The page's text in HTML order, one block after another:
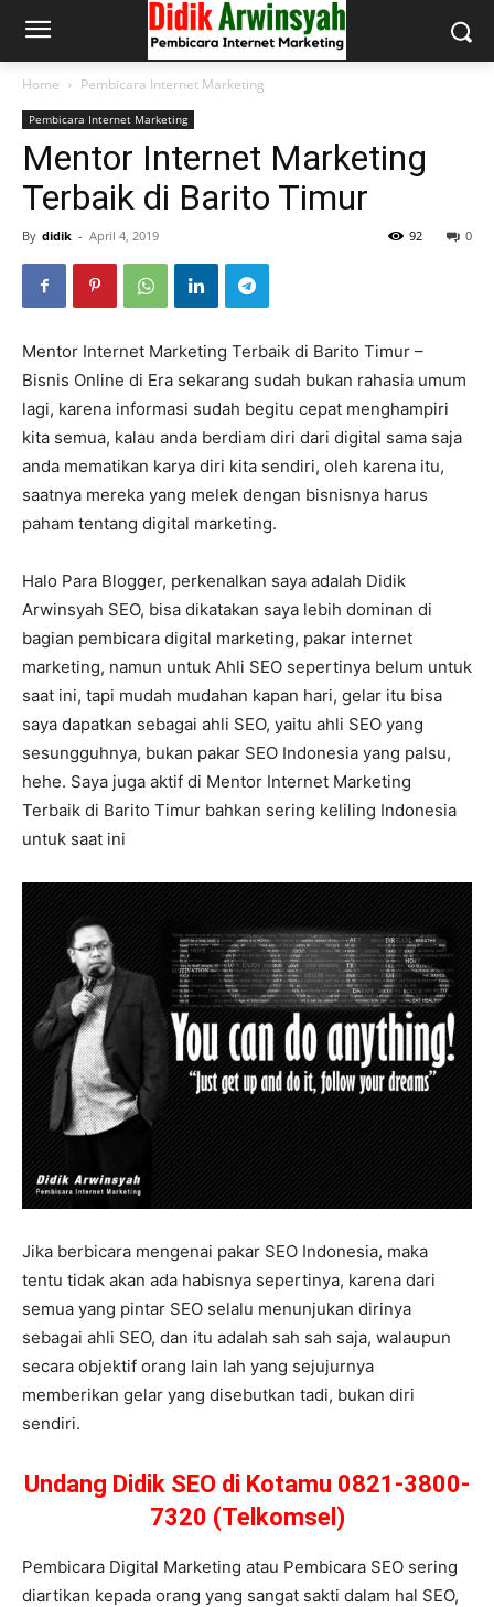
Home Pembicara Internet Marketing
Pembicara Internet Marketing
Mentor Internet Marketing
Terbaik di Barito Timur
By didik - April 4, 2019 0
92
Mentor Internet Marketing Terbaik di Barito Timur –
Bisnis Online di Era sekarang sudah bukan rahasia umum
lagi, karena informasi sudah begitu cepat menghampiri
kita semua, kalau anda berdiam diri dari digital sama saja
anda mematikan karya diri kita sendiri, oleh karena itu,
saatnya mereka yang melek dengan bisnisnya harus
paham tentang digital marketing.
Halo Para Blogger, perkenalkan saya adalah Didik
Arwinsyah SEO, bisa dikatakan saya lebih dominan di
bagian pembicara digital marketing, pakar internet
marketing, namun untuk Ahli SEO sepertinya belum untuk
saat ini, tapi mudah mudahan kapan hari, gelar itu bisa
saya dapatkan sebagai ahli SEO, yaitu ahli SEO yang
sesungguhnya, bukan pakar SEO Indonesia yang palsu,
hehe. Saya juga aktif di Mentor Internet Marketing
Terbaik di Barito Timur bahkan sering keliling Indonesia
untuk saat ini
Jika berbicara mengenai pakar SEO Indonesia, maka
tentu tidak akan ada habisnya sepertinya, karena dari
semua yang pintar SEO selalu menunjukan dirinya
sebagai ahli SEO, dan itu adalah sah sah saja, walaupun
secara objektif orang lain lah yang sejujurnya
memberikan gelar yang disebutkan tadi, bukan diri
sendiri.
Undang Didik SEO di Kotamu 0821-3800-
7320 (Telkomsel)
Pembicara Digital Marketing atau Pembicara SEO sering
diartikan kepada orang yang sangat sakti dalam hal SEO,